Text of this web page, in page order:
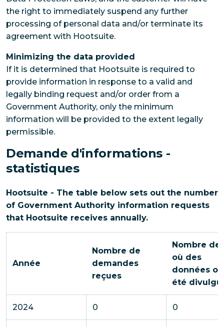
the right to immediately suspend any further
processing of personal data and/or terminate its
agreement with Hootsuite.
Minimizing the data provided
If it is determined that Hootsuite is required to
provide information in response to a valid and
legally binding request and/or order from a
Government Authority, only the minimum
information will be provided to the extent legally
permissible.
Demande d'informations -
statistiques
Hootsuite - The table below sets out the number
of Government Authority information requests
that Hootsuite receives annually.
Année
Nombre de
demandes
reçues
Nombre de
où des
données
été
2024 0 0